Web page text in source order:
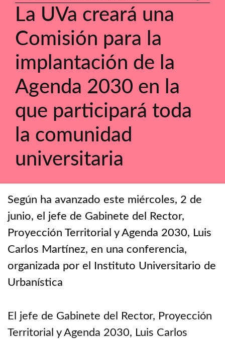
La UVa creará una
Comisión para la
implantación de la
Agenda 2030 en la
que participará toda
la comunidad
universitaria
Según ha avanzado este miércoles, 2 de
junio, el jefe de Gabinete del Rector,
Proyección Territorial y Agenda 2030, Luis
Carlos Martínez, en una conferencia,
organizada por el Instituto Universitario de
Urbanística
El jefe de Gabinete del Rector, Proyección
Territorial y Agenda 2030, Luis Carlos